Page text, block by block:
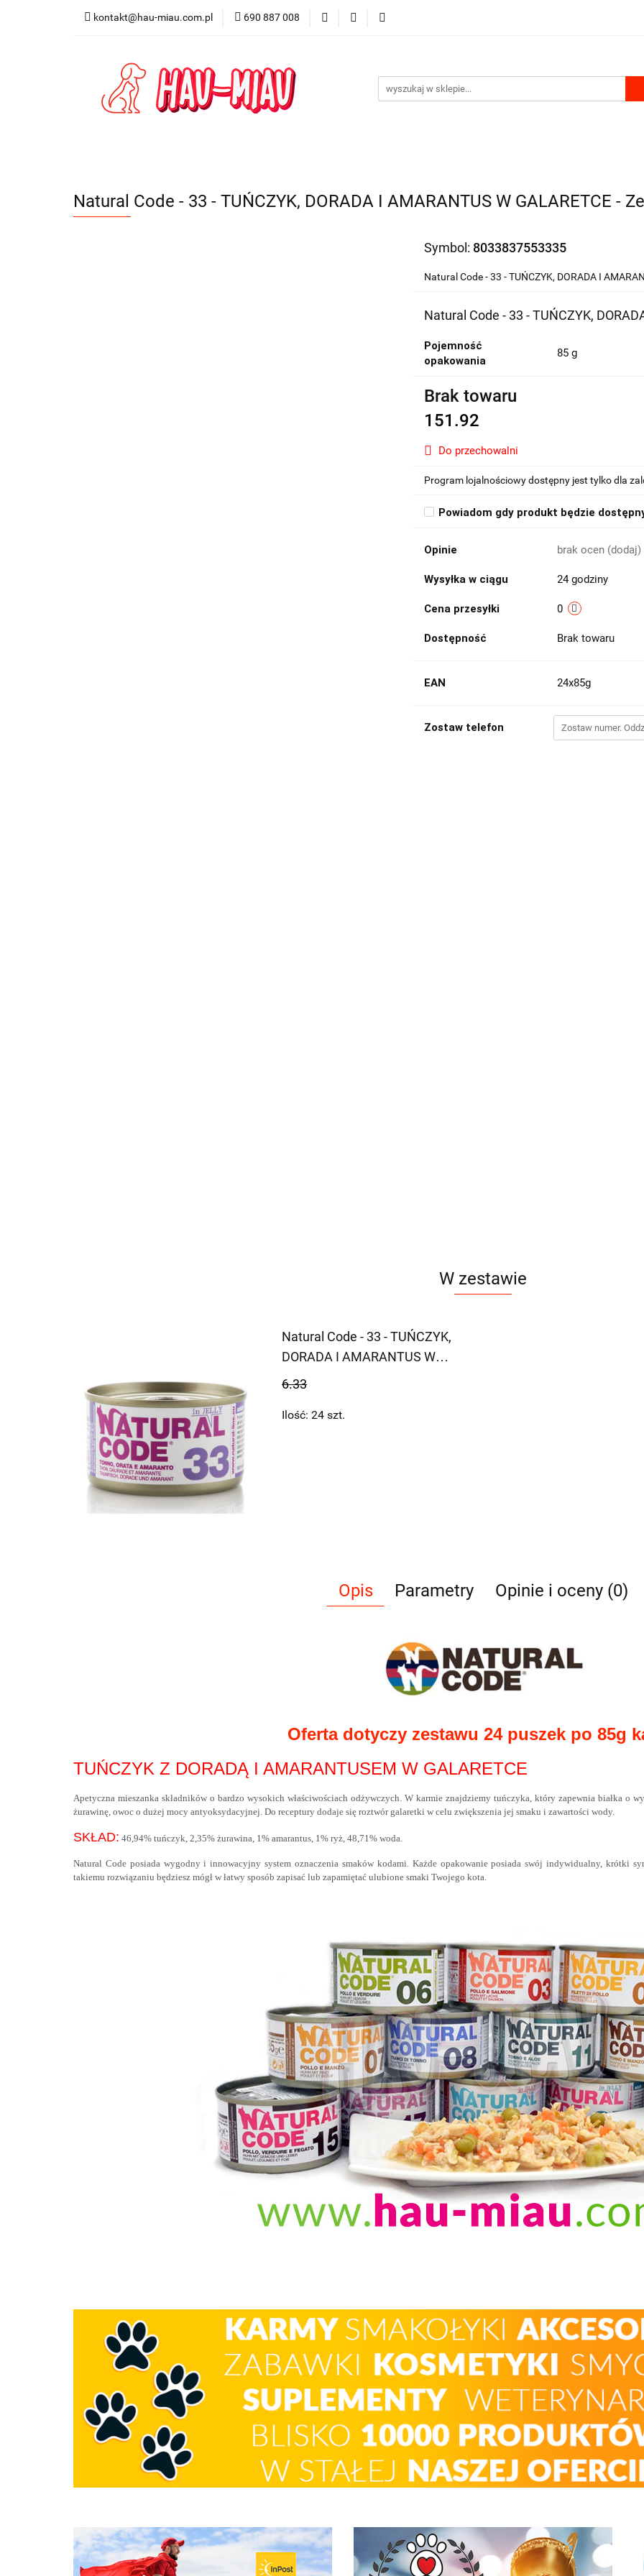
kontakt@hau-miau.com.pl 690 887 008
PRODUCENCI / MARKI DLA PSA
PRODUKTY DO DOMU PRODUKTY Z KONOPII SKLEP ROKU
Natural Code - 33 - TUŃCZYK, DORADA I AMARANTUS W GALARETCE -
Symbol: 8033837553335
Natural Code - 33 - TUŃCZYK, DORADA I
Natural Code - 33 - TUŃCZYK,
Pojemność
opakowania
85 g
Brak towaru
151.92
Do przechowalni
Program lojalnościowy dostępny jest tylko dla
Powiadom gdy produkt będzie
Opinie brak ocen (dodaj)
Wysyłka w ciągu 24 godziny
Cena przesyłki 0
Dostępność Brak towaru
EAN 24x85g
Zostaw telefon
W zestawie
Natural Code - 33 - TUŃCZYK,
DORADA I AMARANTUS W
GALARETCE - 85g
6.33
Ilość: 24 szt.
Opis Parametry Opinie i oceny (0)
Oferta dotyczy zestawu 24 puszek po 85g
TUŃCZYK Z DORADĄ I AMARANTUSEM W GALARETCE
Apetyczna mieszanka składników o bardzo wysokich właściwościach odżywczych. W karmie znajdziemy tuńczyka, który zapewnia białka o
żurawinę, owoc o dużej mocy antyoksydacyjnej. Do receptury dodaje się roztwór galaretki w celu zwiększenia jej smaku i zawartości wody.
SKŁAD: 46,94% tuńczyk, 2,35% żurawina, 1% amarantus, 1% ryż, 48,71% woda.
Natural Code posiada wygodny i innowacyjny system oznaczenia smaków kodami. Każde opakowanie posiada swój indywidualny, krótki
takiemu rozwiązaniu będziesz mógł w łatwy sposób zapisać lub zapamiętać ulubione smaki Twojego kota.